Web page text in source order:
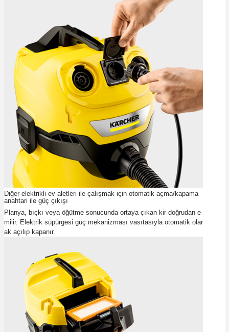
Diğer elektrikli ev aletleri ile çalışmak için otomatik açma/kapama
anahtari ile güç çıkışı
Planya, bıçkı veya öğütme sonucunda ortaya çıkan kir doğrudan e
milir. Elektrik süpürgesi güç mekanizması vasıtasıyla otomatik olar
ak açılıp kapanır.